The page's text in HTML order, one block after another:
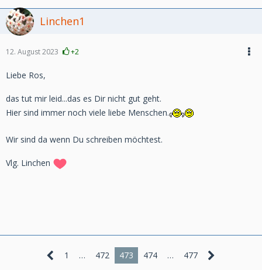
Linchen1
12. August 2023 +2
Liebe Ros,
das tut mir leid...das es Dir nicht gut geht.
Hier sind immer noch viele liebe Menschen.
Wir sind da wenn Du schreiben möchtest.
Vlg. Linchen
1 … 472 473 474 … 477